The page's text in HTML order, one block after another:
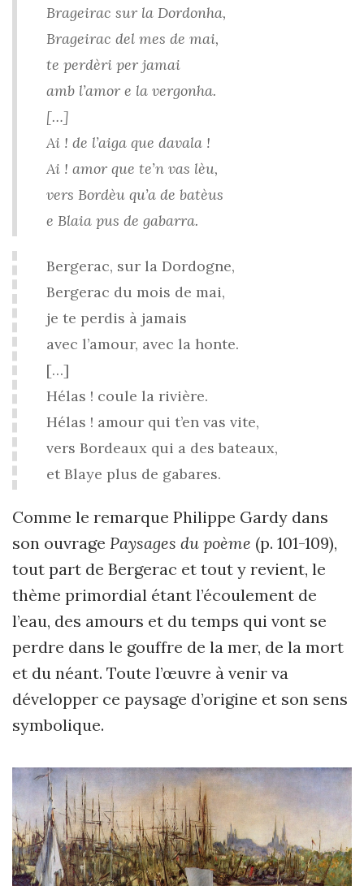
Brageirac sur la Dordonha,
Brageirac del mes de mai,
te perdèri per jamai
amb l’amor e la vergonha.
[…]
Ai ! de l’aiga que davala !
Ai ! amor que te’n vas lèu,
vers Bordèu qu’a de batèus
e Blaia pus de gabarra.
Bergerac, sur la Dordogne,
Bergerac du mois de mai,
je te perdis à jamais
avec l’amour, avec la honte.
[…]
Hélas ! coule la rivière.
Hélas ! amour qui t’en vas vite,
vers Bordeaux qui a des bateaux,
et Blaye plus de gabares.
Comme le remarque Philippe Gardy dans
son ouvrage Paysages du poème (p. 101-109),
tout part de Bergerac et tout y revient, le
thème primordial étant l’écoulement de
l’eau, des amours et du temps qui vont se
perdre dans le gouffre de la mer, de la mort
et du néant. Toute l’œuvre à venir va
développer ce paysage d’origine et son sens
symbolique.